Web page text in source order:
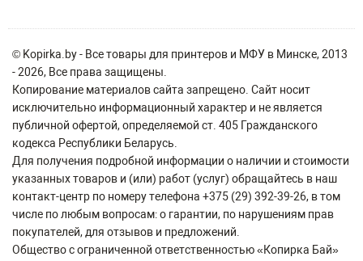
© Kopirka.by - Все товары для принтеров и МФУ в Минске, 2013
- 2026, Все права защищены.
Копирование материалов сайта запрещено. Сайт носит
исключительно информационный характер и не является
публичной офертой, определяемой ст. 405 Гражданского
кодекса Республики Беларусь.
Для получения подробной информации о наличии и стоимости
указанных товаров и (или) работ (услуг) обращайтесь в наш
контакт-центр по номеру телефона +375 (29) 392-39-26, в том
числе по любым вопросам: о гарантии, по нарушениям прав
покупателей, для отзывов и предложений.
Общество с ограниченной ответственностью «Копирка Бай»